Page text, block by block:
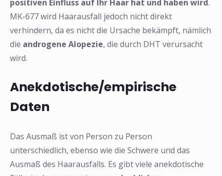
positiven Einfluss auf Ihr Haar hat und haben wird.
MK-677 wird Haarausfall jedoch nicht direkt
verhindern, da es nicht die Ursache bekämpft, nämlich
die androgene Alopezie, die durch DHT verursacht
wird.
Anekdotische/empirische
Daten
Das Ausmaß ist von Person zu Person
unterschiedlich, ebenso wie die Schwere und das
Ausmaß des Haarausfalls. Es gibt viele anekdotische